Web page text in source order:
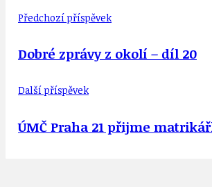
Předchozí příspěvek
Dobré zprávy z okolí – díl 20
Další příspěvek
ÚMČ Praha 21 přijme